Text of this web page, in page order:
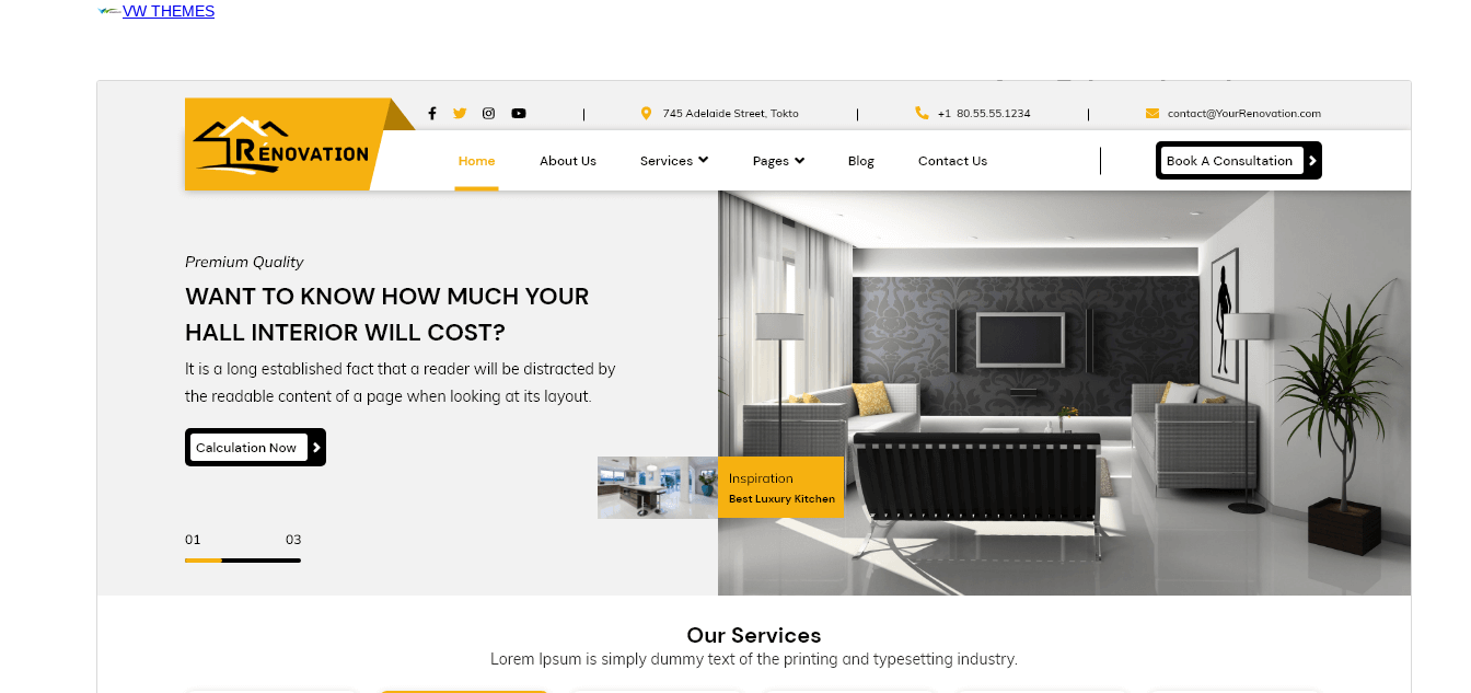
VW THEMES
ဤအခင်းအကျင်းသည် အခမဲ့ဖြစ်သော်လည်း အပိုဆောင်း
အခကြေးငွေပေးရသော စီးပွားဖြစ် အဆင့်မြှင့်တင်မှုများ သို့မဟုတ်
ပံ့ပိုးကူညီမှုများကို ပေးဆောင်ပါသည်။ပံ့ပိုးကူညီမှုကို ကြည့်ရှု
အစမ်းကြည့်ရှုရန်ရယူရန်
ဗားရှင်း
0.7.4
နောက်ဆုံး မွမ်းမံခဲ့သည့် အချိန်
ဇူလိုင် 20, 2026
80+
WordPress ဗားရှင်း
5.0
PHP ဗားရှင်း
7.2
အခင်းအကျင်း၏ ပင်မစာမျက်နှာ